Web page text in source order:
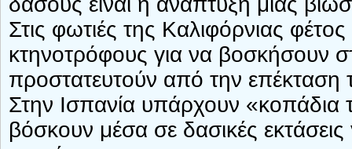
Στις φωτιές της Καλιφόρνιας
κτηνοτρόφους για να βοσκήσουν
προστατευτούν από την επέκταση
Στην Ισπανία υπάρχουν
βόσκουν μέσα σε δασικές